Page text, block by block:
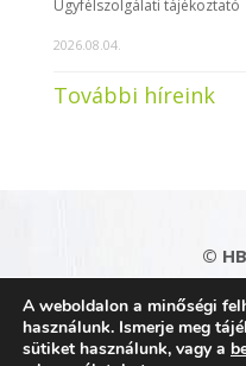
Ügyfélszolgálati tájékoztató
2026.08.04.
További híreink
©
Adatkezelési
Kapcsolat
A weboldalon a minőségi
használunk. Ismerje meg
sütiket használunk, vagy a